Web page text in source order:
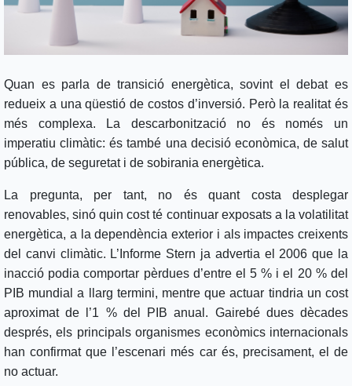
Quan es parla de transició energètica, sovint el debat es
redueix a una qüestió de costos d’inversió. Però la realitat és
més complexa. La descarbonització no és només un
imperatiu climàtic: és també una decisió econòmica, de salut
pública, de seguretat i de sobirania energètica.
La pregunta, per tant, no és quant costa desplegar
renovables, sinó quin cost té continuar exposats a la volatilitat
energètica, a la dependència exterior i als impactes creixents
del canvi climàtic. L’Informe Stern ja advertia el 2006 que la
inacció podia comportar pèrdues d’entre el 5 % i el 20 % del
PIB mundial a llarg termini, mentre que actuar tindria un cost
aproximat de l’1 % del PIB anual. Gairebé dues dècades
després, els principals organismes econòmics internacionals
han confirmat que l’escenari més car és, precisament, el de
no actuar.